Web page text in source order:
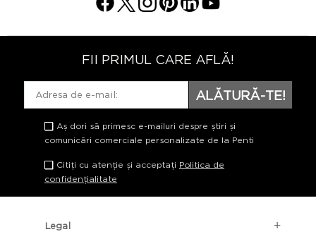
FII PRIMUL CARE AFLĂ!
ALĂTURĂ-TE!
Aș dori să primesc e-mailuri despre știri și
comunicări comerciale personalizate de la Penti
Citiți cu atenție și acceptați Politica de
confidențialitate
Legal